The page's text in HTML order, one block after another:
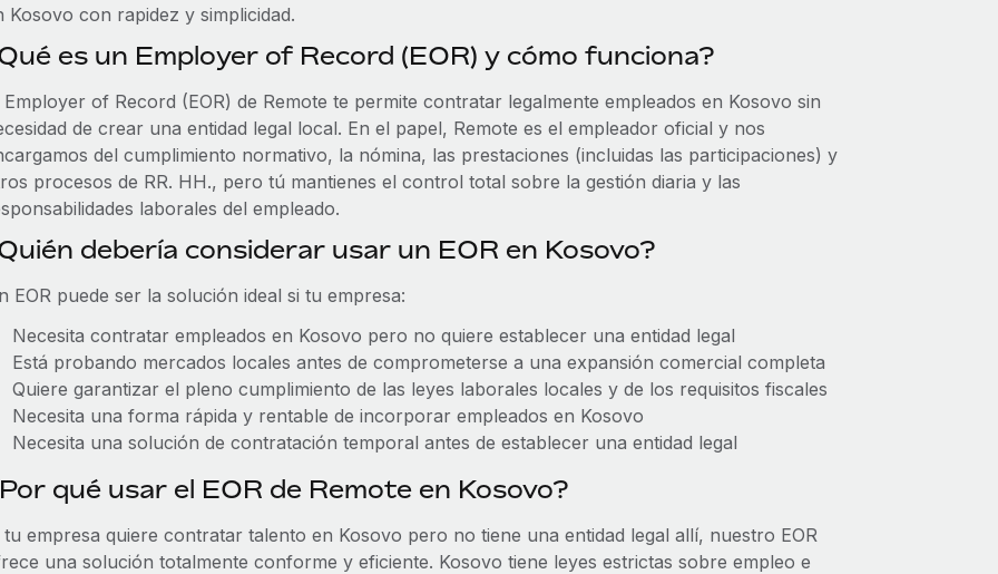
Kosovo con rapidez y simplicidad.
es un Employer of Record (EOR) y cómo funciona?
Employer of Record (EOR) de Remote te permite contratar legalmente empleados en Kosovo sin
de crear una entidad legal local. En el papel, Remote es el empleador oficial y nos
del cumplimiento normativo, la nómina, las prestaciones (incluidas las participaciones) y
procesos de RR. HH., pero tú mantienes el control total sobre la gestión diaria y las
laborales del empleado.
debería considerar usar un EOR en Kosovo?
EOR puede ser la solución ideal si tu empresa:
Necesita contratar empleados en Kosovo pero no quiere establecer una entidad legal
Está probando mercados locales antes de comprometerse a una expansión comercial completa
Quiere garantizar el pleno cumplimiento de las leyes laborales locales y de los requisitos fiscales
Necesita una forma rápida y rentable de incorporar empleados en Kosovo
Necesita una solución de contratación temporal antes de establecer una entidad legal
qué usar el EOR de Remote en Kosovo?
tu empresa quiere contratar talento en Kosovo pero no tiene una entidad legal allí, nuestro EOR
una solución totalmente conforme y eficiente. Kosovo tiene leyes estrictas sobre empleo e